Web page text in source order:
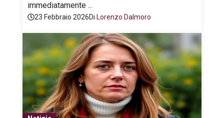
immediatamente ...
23 Febbraio 2026Di Lorenzo Dalmoro